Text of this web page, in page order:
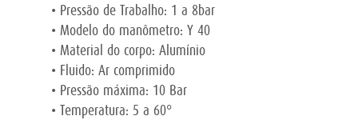
• Pressão de Trabalho: 1 a 8bar
• Modelo do manômetro: Y 40
• Material do corpo: Alumínio
• Fluido: Ar comprimido
• Pressão máxima: 10 Bar
• Temperatura: 5 a 60°